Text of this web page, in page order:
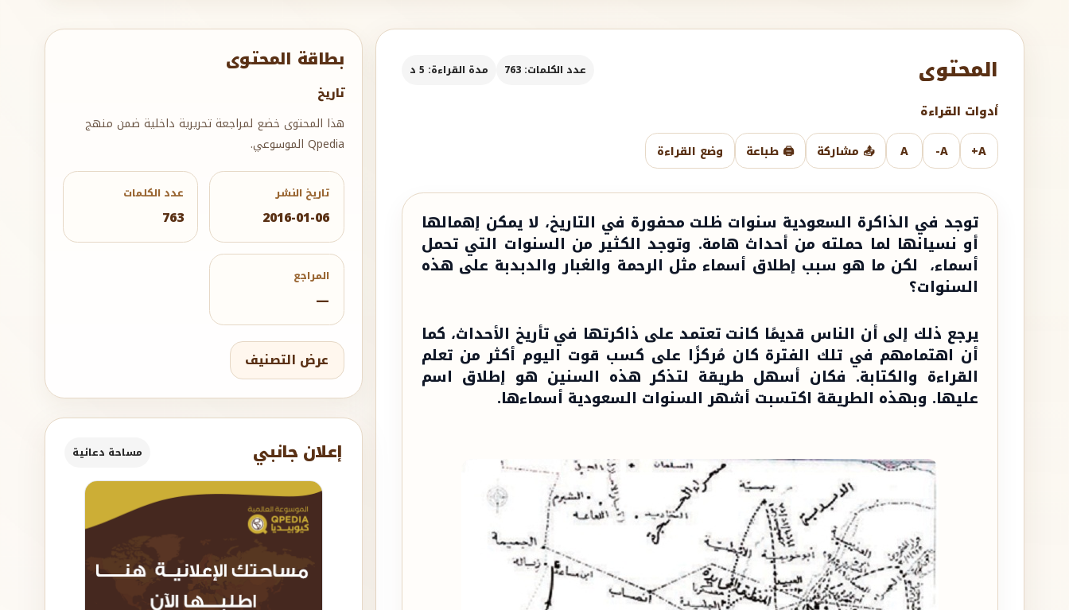
بطاقة المحتوى
تاريخ
هذا المحتوى خضع لمراجعة تحريرية داخلية ضمن منهج
Qpedia الموسوعي.
تاريخ النشر
2016-01-06
عدد الكلمات
763
المراجع
—
عرض التصنيف
إعلان جانبي مساحة دعائية
المحتوى عدد الكلمات: 763 مدة القراءة: 5 د
أدوات القراءة
A+
A-
A 📤 مشاركة 🖨️ طباعة وضع القراءة
توجد في الذاكرة السعودية سنوات ظلت محفورة في التاريخ، لا يمكن إهمالها
أو نسيانها لما حملته من أحداث هامة. وتوجد الكثير من السنوات التي تحمل
أسماء، لكن ما هو سبب إطلاق أسماء مثل الرحمة والغبار والدبدبة على هذه
السنوات؟
يرجع ذلك إلى أن الناس قديمًا كانت تعتمد على ذاكرتها في تأريخ الأحداث، كما
أن اهتمامهم في تلك الفترة كان مُركزًا على كسب قوت اليوم أكثر من تعلم
القراءة والكتابة. فكان أسهل طريقة لتذكر هذه السنين هو إطلاق اسم
عليها. وبهذه الطريقة اكتسبت أشهر السنوات السعودية أسماءها.